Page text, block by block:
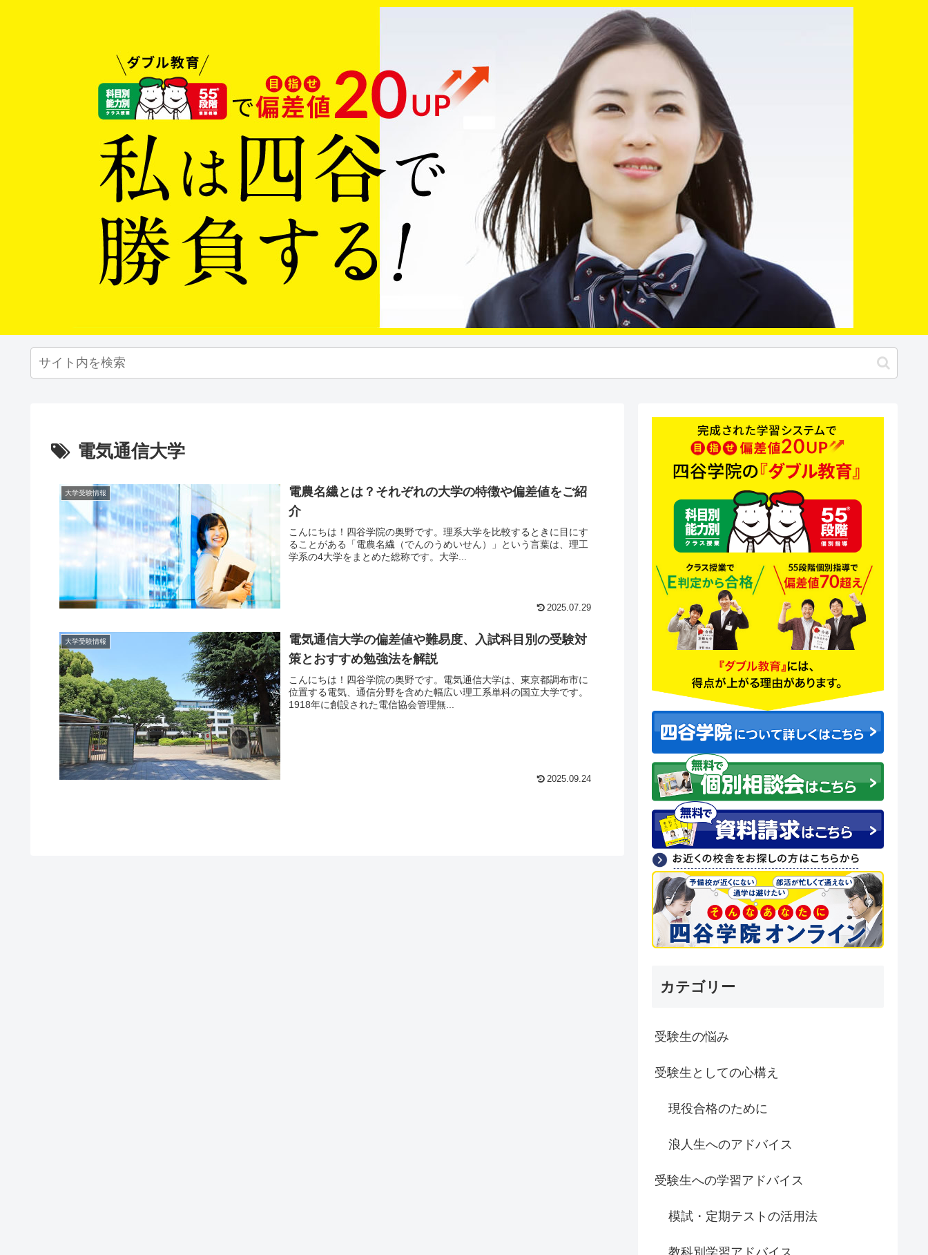
電気通信大学
大学受験情報
電農名繊とは？それぞれの大学の特徴や偏差値をご紹
介
こんにちは！四谷学院の奥野です。理系大学を比較するときに目にす
ることがある「電農名繊（でんのうめいせん）」という言葉は、理工
学系の4大学をまとめた総称です。大学...
2025.07.29
大学受験情報
電気通信大学の偏差値や難易度、入試科目別の受験対
策とおすすめ勉強法を解説
こんにちは！四谷学院の奥野です。電気通信大学は、東京都調布市に
位置する電気、通信分野を含めた幅広い理工系単科の国立大学です。
1918年に創設された電信協会管理無...
2025.09.24
カテゴリー
受験生の悩み
受験生としての心構え
現役合格のために
浪人生へのアドバイス
受験生への学習アドバイス
模試・定期テストの活用法
教科別学習アドバイス